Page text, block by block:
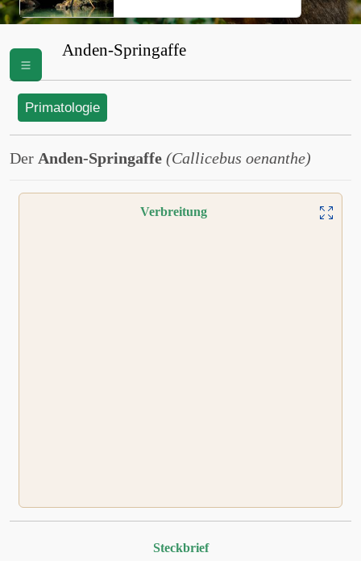
Anden-Springaffe
Primatologie
Der Anden-Springaffe (Callicebus oenanthe)
Verbreitung
Steckbrief